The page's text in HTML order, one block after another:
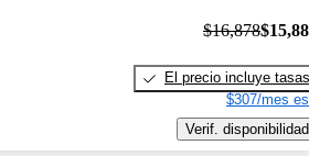
$16,878
El precio incluye tasas
$307/mes
Verif. disponibilidad